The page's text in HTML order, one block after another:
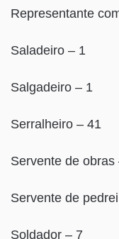
Representante
Saladeiro – 1
Salgadeiro – 1
Serralheiro – 41
Servente de obras
Servente de
Soldador – 7